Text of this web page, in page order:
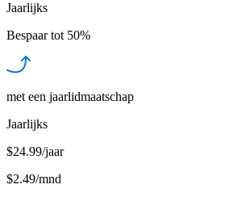
Jaarlijks
Bespaar tot 50%
met een jaarlidmaatschap
Jaarlijks
$24.99/jaar
$2.49/mnd